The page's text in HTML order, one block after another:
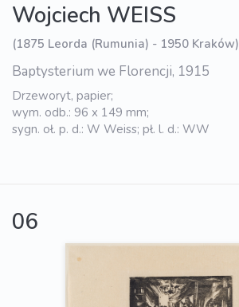
Wojciech WEISS
(1875 Leorda (Rumunia) - 1950 Kraków)
Baptysterium we Florencji, 1915
Drzeworyt, papier;
wym. odb.: 96 x 149 mm;
sygn. oł. p. d.: W Weiss; pł. l. d.: WW
06